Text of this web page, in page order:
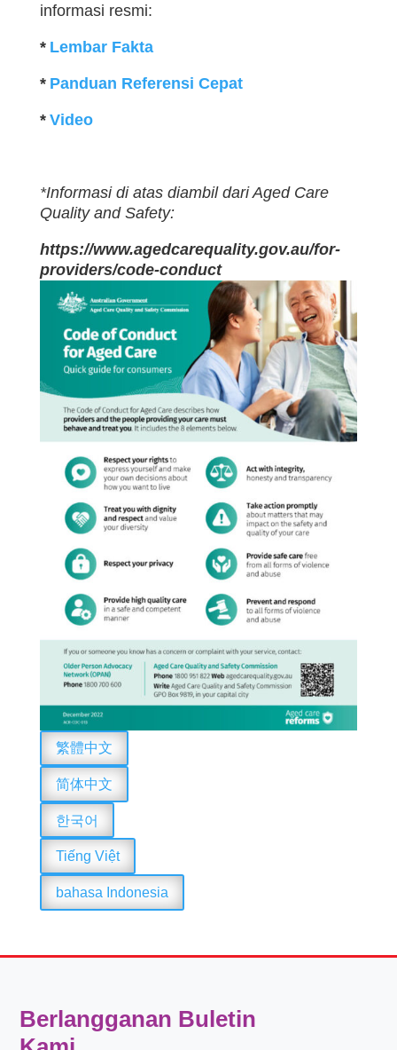
informasi resmi:
* Lembar Fakta
* Panduan Referensi Cepat
* Video
*Informasi di atas diambil dari Aged Care
Quality and Safety:
https://www.agedcarequality.gov.au/for-
providers/code-conduct
繁體中文
简体中文
한국어
Tiếng Việt
bahasa Indonesia
Berlangganan Buletin